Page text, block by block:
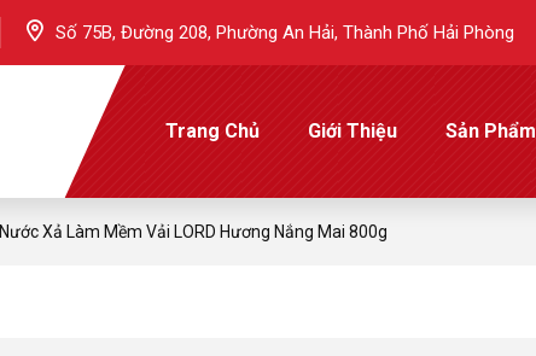
Số 75B, Đường 208, Phường An Hải, Thành Phố Hải Phòng
Trang Chủ Giới Thiệu Sản Phẩm
Nước Xả Làm Mềm Vải LORD Hương Nắng Mai 800g